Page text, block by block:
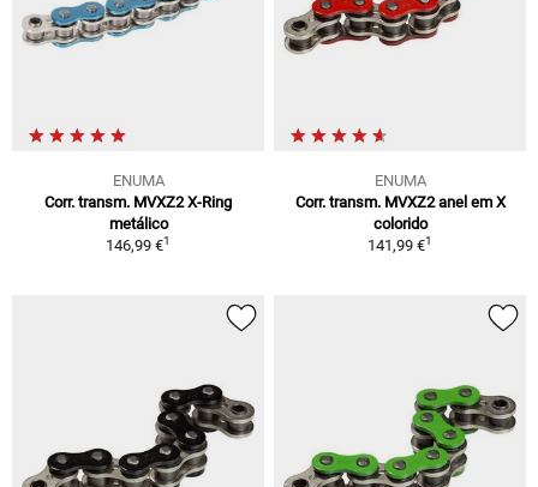
ENUMA
Corr. transm. MVXZ2 X-Ring
metálico
146,99 €1
ENUMA
Corr. transm. MVXZ2 anel em X
colorido
141,99 €1